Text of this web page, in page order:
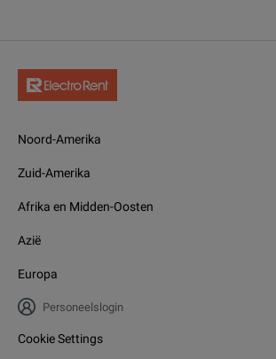
Noord-Amerika
Zuid-Amerika
Afrika en Midden-Oosten
Azië
Europa
Personeelslogin
Cookie Settings